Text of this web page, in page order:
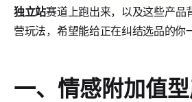
独立站赛道上跑出来，以及这些产品
营玩法，希望能给正在纠结选品的你
一、情感附加值